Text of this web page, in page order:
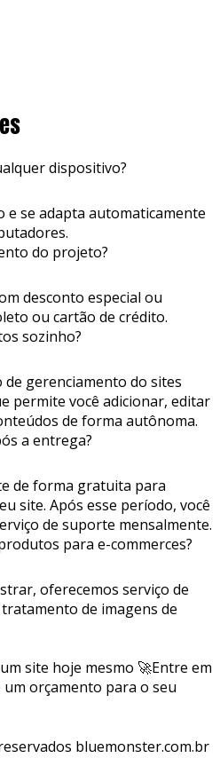
dispositivo?
e se adapta automaticamente
do projeto?
desconto especial ou
ou cartão de crédito.
sozinho?
de gerenciamento do sites
permite você adicionar, editar
de forma autônoma.
a entrega?
de forma gratuita para
site. Após esse período, você
de suporte mensalmente.
para e-commerces?
oferecemos serviço de
de imagens de
site hoje mesmo 🚀Entre em
orçamento para o seu
bluemonster.com.br